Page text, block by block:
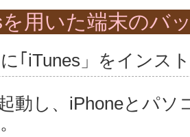
用いた端末のバ
｢iTunes」をインス
動し、iPhoneとパソ